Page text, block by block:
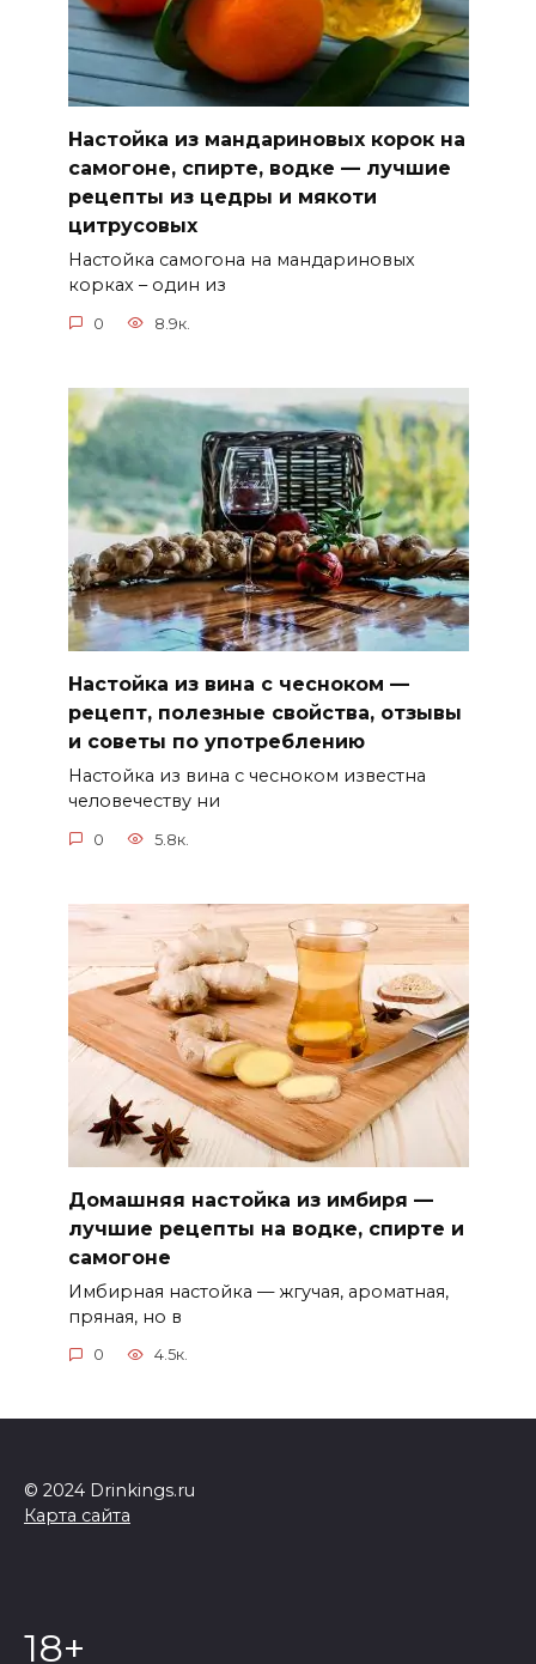
Настойка из мандариновых корок на
самогоне, спирте, водке — лучшие
рецепты из цедры и мякоти
цитрусовых
Настойка самогона на мандариновых
корках – один из
0 8.9к.
Настойка из вина с чесноком —
рецепт, полезные свойства, отзывы
и советы по употреблению
Настойка из вина с чесноком известна
человечеству ни
0 5.8к.
Домашняя настойка из имбиря —
лучшие рецепты на водке, спирте и
самогоне
Имбирная настойка — жгучая, ароматная,
пряная, но в
0 4.5к.
© 2024 Drinkings.ru
Карта сайта
18+